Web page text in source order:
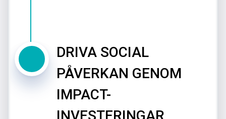
DRIVA SOCIAL
PÅVERKAN GENOM
IMPACT-
INVESTERINGAR